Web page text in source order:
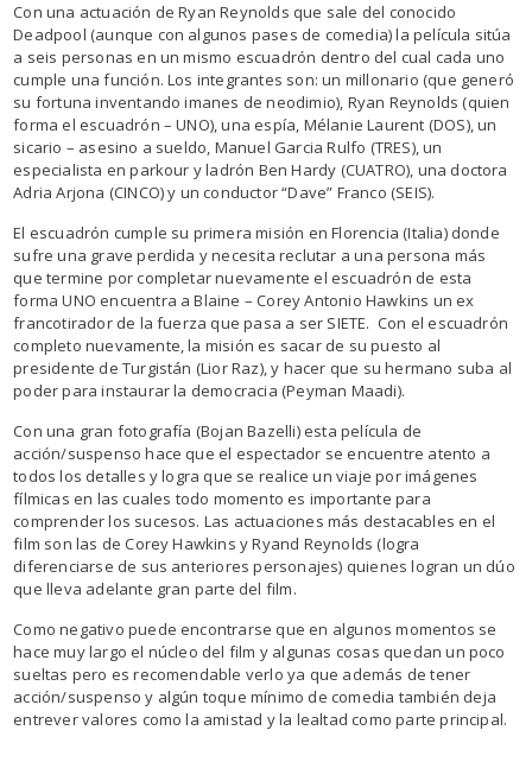
Con una actuación de Ryan Reynolds que sale del conocido
Deadpool (aunque con algunos pases de comedia) la película sitúa
a seis personas en un mismo escuadrón dentro del cual cada uno
cumple una función. Los integrantes son: un millonario (que generó
su fortuna inventando imanes de neodimio), Ryan Reynolds (quien
forma el escuadrón – UNO), una espía, Mélanie Laurent (DOS), un
sicario – asesino a sueldo, Manuel Garcia Rulfo (TRES), un
especialista en parkour y ladrón Ben Hardy (CUATRO), una doctora
Adria Arjona (CINCO) y un conductor “Dave” Franco (SEIS).
El escuadrón cumple su primera misión en Florencia (Italia) donde
sufre una grave perdida y necesita reclutar a una persona más
que termine por completar nuevamente el escuadrón de esta
forma UNO encuentra a Blaine – Corey Antonio Hawkins un ex
francotirador de la fuerza que pasa a ser SIETE. Con el escuadrón
completo nuevamente, la misión es sacar de su puesto al
presidente de Turgistán (Lior Raz), y hacer que su hermano suba al
poder para instaurar la democracia (Peyman Maadi).
Con una gran fotografía (Bojan Bazelli) esta película de
acción/suspenso hace que el espectador se encuentre atento a
todos los detalles y logra que se realice un viaje por imágenes
fílmicas en las cuales todo momento es importante para
comprender los sucesos. Las actuaciones más destacables en el
film son las de Corey Hawkins y Ryand Reynolds (logra
diferenciarse de sus anteriores personajes) quienes logran un dúo
que lleva adelante gran parte del film.
Como negativo puede encontrarse que en algunos momentos se
hace muy largo el núcleo del film y algunas cosas quedan un poco
sueltas pero es recomendable verlo ya que además de tener
acción/suspenso y algún toque mínimo de comedia también deja
entrever valores como la amistad y la lealtad como parte principal.